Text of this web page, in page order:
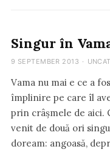
Singur în
9 SEPTEMBER 2013 ·
Vama nu mai e ce a
împlinire pe care îl
prin crâșmele de aici.
venit de două ori
doream: angoasă,